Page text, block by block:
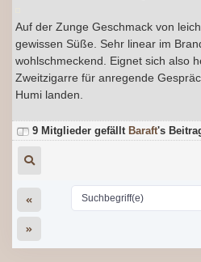
Auf der Zunge Geschmack von
gewissen Süße. Sehr linear im
wohlschmeckend. Eignet sich also
Zweitzigarre für anregende
Humi landen.
9 Mitglieder gefällt Baraft's